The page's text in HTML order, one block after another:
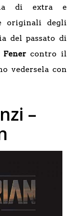
di extra e
originali degli
del passato di
Fenercontro il
vedersela con
–